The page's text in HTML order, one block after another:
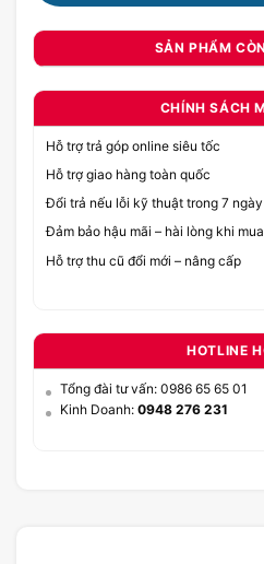
SẢN PHẨM
CHÍNH SÁCH
Hỗ trợ trả góp online siêu tốc
Hỗ trợ giao hàng toàn quốc
Đổi trả nếu lỗi kỹ thuật trong 7 ngày
Đảm bảo hậu mãi – hài lòng khi
Hỗ trợ thu cũ đổi mới – nâng cấp
HOTLINE
Tổng đài tư vấn: 0986 65 65 01
Kinh Doanh: 0948 276 231